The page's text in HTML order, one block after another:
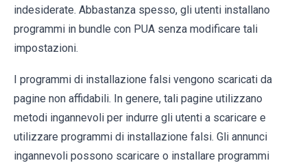
indesiderate. Abbastanza spesso, gli utenti installano
programmi in bundle con PUA senza modificare tali
impostazioni.
I programmi di installazione falsi vengono scaricati da
pagine non affidabili. In genere, tali pagine utilizzano
metodi ingannevoli per indurre gli utenti a scaricare e
utilizzare programmi di installazione falsi. Gli annunci
ingannevoli possono scaricare o installare programmi